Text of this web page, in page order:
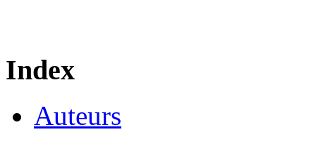
Index
Auteurs